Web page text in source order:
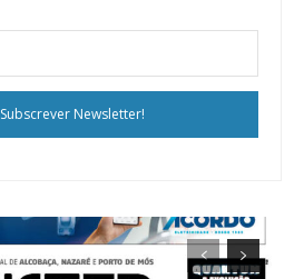
Subscrever Newsletter!